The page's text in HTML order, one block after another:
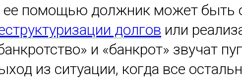
ее помощью должник может быть
долгов или
и «банкрот» звучат
из ситуации, когда все